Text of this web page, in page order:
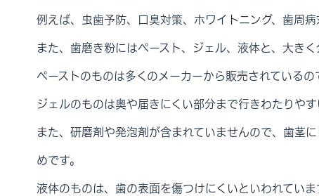
例えば、虫歯予防、口臭対策、ホワイトニング、歯周病
また、歯磨き粉にはペースト、ジェル、液体と、大きく
ペーストのものは多くのメーカーから販売されている
ジェルのものは奥や届きにくい部分まで行きわたりや
また、研磨剤や発泡剤が含まれていませんので、歯茎
めです。
液体のものは、歯の表面を傷つけにくいといわれていま